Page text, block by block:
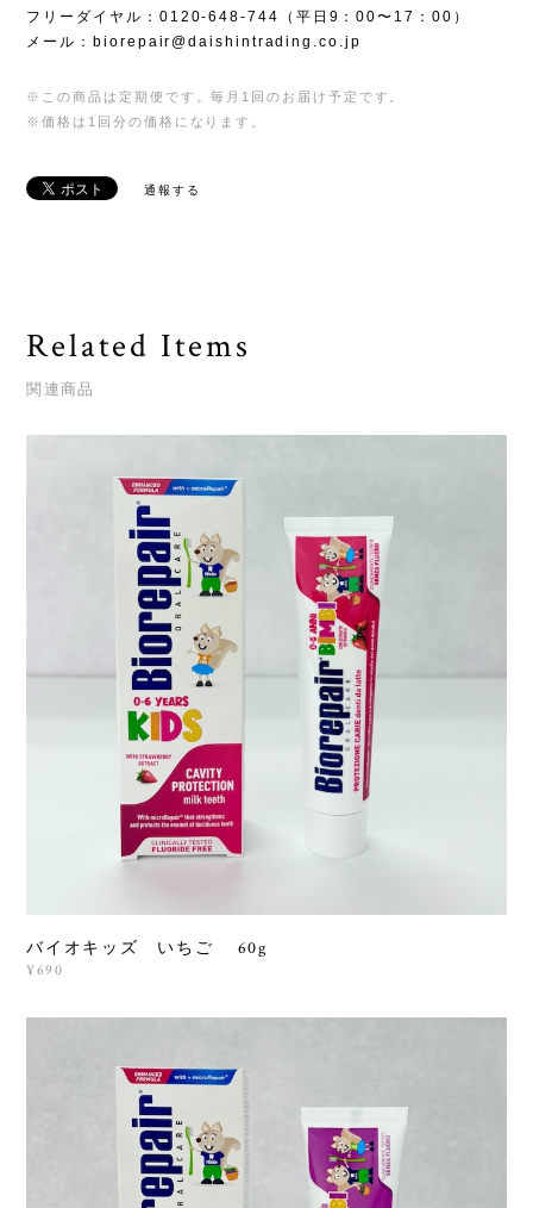
フリーダイヤル：0120-648-744（平日9：00〜17：00）
メール： biorepair@daishintrading.co.jp
※この商品は定期便です。毎月1回のお届け予定です。
※価格は1回分の価格になります。
通報する
Related Items
関連商品
バイオキッズ いちご 60g
¥690